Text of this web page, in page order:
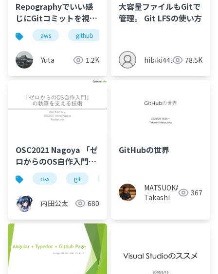
Repographyでいい感
じにGitコミットを視覚
化してみた
aws github
Yuta 1.2K
大容量ファイルもGitで
管理。 Git LFSの使い方
hibiki443 78.5K
OSC2021 Nagoya 「ゼ
ロからのOS自作入門」
の執筆を支える技術
oss git
内田公太 680
GitHubの世界
MATSUOKA
Takashi
367